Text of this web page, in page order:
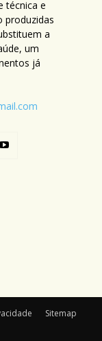
técnica e
produzidas
a
um
já
Sitemap